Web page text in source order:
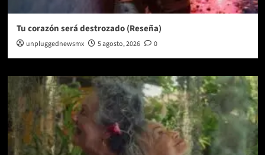
Tu corazón será destrozado (Reseña)
unpluggednewsmx 5 agosto, 2026 0